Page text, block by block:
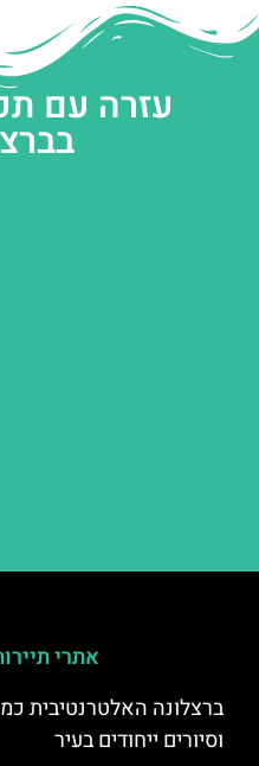
עזרה עם
אתרי
ברצלונה האלטרנטיבית
וסיורים ייחודים בעיר